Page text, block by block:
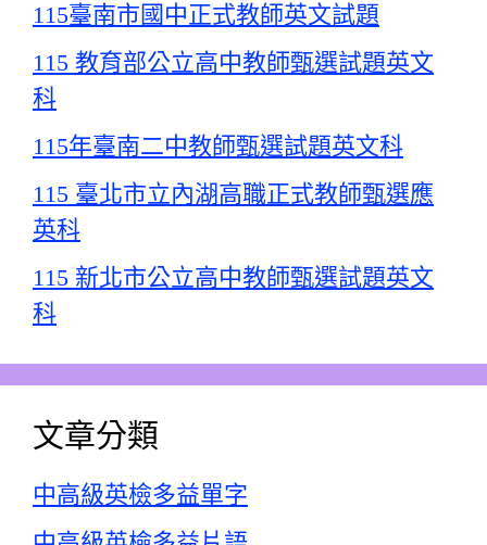
115臺南市國中正式教師英文試題
115 教育部公立高中教師甄選試題英文
科
115年臺南二中教師甄選試題英文科
115 臺北市立內湖高職正式教師甄選應
英科
115 新北市公立高中教師甄選試題英文
科
文章分類
中高級英檢多益單字